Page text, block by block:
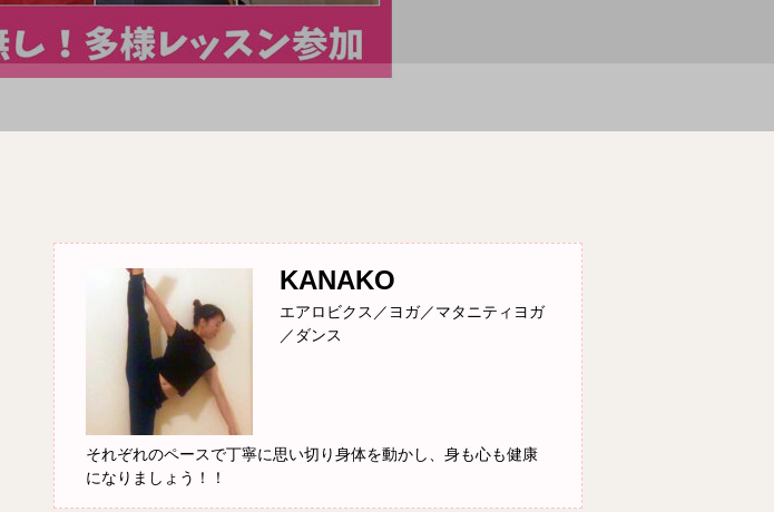
KANAKO
エアロビクス／ヨガ／マタニティヨガ
／ダンス
それぞれのペースで丁寧に思い切り身体を動かし、身も心も健康
になりましょう！！